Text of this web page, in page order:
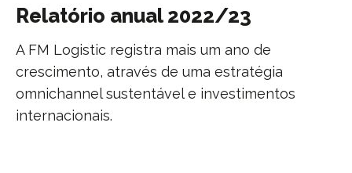
Relatório anual 2022/23
A FM Logistic registra mais um ano de
crescimento, através de uma estratégia
omnichannel sustentável e investimentos
internacionais.